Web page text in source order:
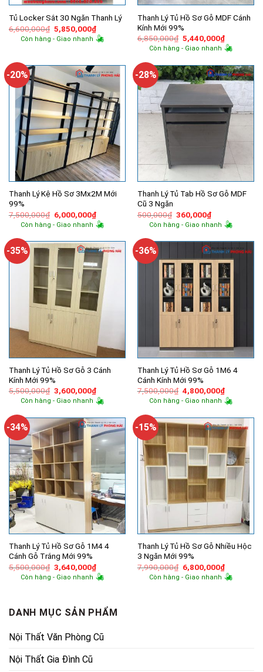
Tủ Locker Sắt 30 Ngăn Thanh Lý
6,600,000₫ Giá
gốc
là:
5,850,000₫Giá
hiện
tại
Còn hàng - Giao nhanh
Thanh Lý Tủ Hồ Sơ Gỗ MDF Cánh
Kính Mới 99%
6,850,000₫ Giá
gốc
là:
5,440,000₫Giá
hiện
tại
Còn hàng - Giao nhanh
-20%
Thanh Lý Kệ Hồ Sơ 3Mx2M Mới
99%
7,500,000₫ Giá
gốc
là:
6,000,000₫Giá
hiện
tại
6,000,000₫.
Còn hàng - Giao nhanh
-28%
Thanh Lý Tủ Tab Hồ Sơ Gỗ MDF
Cũ 3 Ngăn
500,000₫ Giá
gốc
là:
360,000₫Giá
hiện
tại
360,000₫.
Còn hàng - Giao nhanh
-35%
Thanh Lý Tủ Hồ Sơ Gỗ 3 Cánh
Kính Mới 99%
5,500,000₫ Giá
gốc
là:
3,600,000₫Giá
hiện
tại
3,600,000₫.
Còn hàng - Giao nhanh
-36%
Thanh Lý Tủ Hồ Sơ Gỗ 1M6 4
Cánh Kính Mới 99%
7,500,000₫ Giá
gốc
là:
4,800,000₫Giá
hiện
tại
Còn hàng - Giao nhanh
-34%
Thanh Lý Tủ Hồ Sơ Gỗ 1M4 4
Cánh Gỗ Trắng Mới 99%
5,500,000₫ Giá
gốc
là:
3,640,000₫Giá
hiện
tại
Còn hàng - Giao nhanh
-15%
Thanh Lý Tủ Hồ Sơ Gỗ Nhiều Hộc
3 Ngăn Mới 99%
7,990,000₫ Giá
gốc
là:
6,800,000₫Giá
hiện
tại
Còn hàng - Giao nhanh
DANH MỤC SẢN PHẨM
Nội Thất Văn Phòng Cũ
Nội Thất Gia Đình Cũ